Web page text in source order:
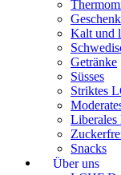
Kalt und
Getränke
Süsses
Striktes
Snacks
Über uns